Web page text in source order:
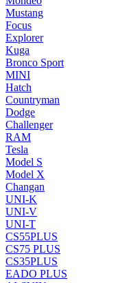
Mustang
Focus
Explorer
Kuga
Bronco Sport
MINI
Hatch
Countryman
Dodge
Challenger
RAM
Tesla
Model S
Model X
Changan
UNI-K
UNI-V
UNI-T
CS55PLUS
CS75 PLUS
CS35PLUS
EADO PLUS